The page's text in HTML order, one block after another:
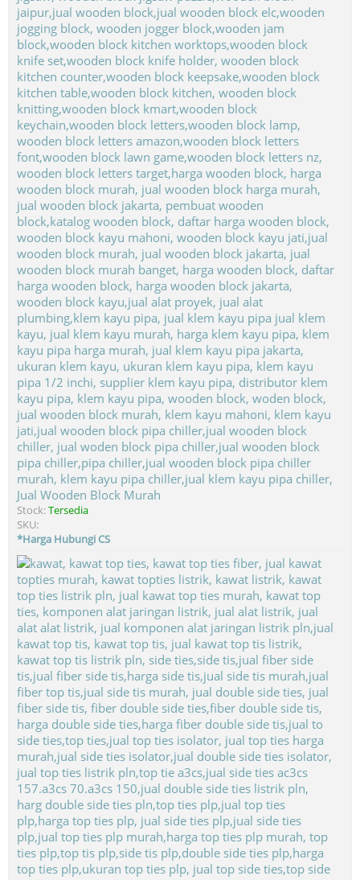
Jual Wooden Block Murah
Stock:Tersedia
SKU:
*Harga Hubungi CS